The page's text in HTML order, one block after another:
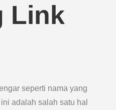
Link
seperti nama yang
adalah salah satu hal